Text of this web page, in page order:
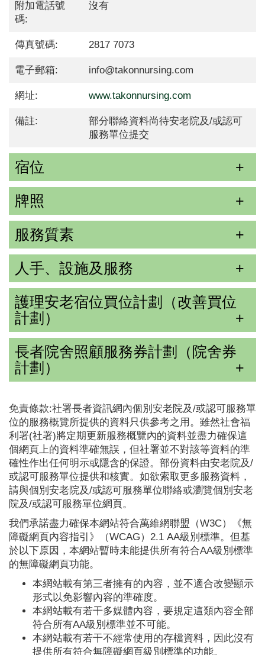
附加電話號
碼:
沒有
傳真號碼: 2817 7073
電子郵箱: info@takonnursing.com
網址: www.takonnursing.com
備註:
部分聯絡資料尚待安老院及/或認可
服務單位提交
宿位
牌照
服務質素
人手、設施及服務
護理安老宿位買位計劃（改善買位
計劃）
長者院舍照顧服務券計劃（院舍券
計劃）
免責條款:社署長者資訊網內個別安老院及/或認可服務單
位的服務概覽所提供的資料只供參考之用。雖然社會福
利署(社署)將定期更新服務概覽內的資料並盡力確保這
個網頁上的資料準確無誤，但社署並不對該等資料的準
確性作出任何明示或隱含的保證。部份資料由安老院及/
或認可服務單位提供和核實。如欲索取更多服務資料，
請與個別安老院及/或認可服務單位聯絡或瀏覽個別安老
院及/或認可服務單位網頁。
我們承諾盡力確保本網站符合萬維網聯盟（W3C）《無
障礙網頁內容指引》（WCAG）2.1 AA級別標準。但基
於以下原因，本網站暫時未能提供所有符合AA級別標準
的無障礙網頁功能。
本網站載有第三者擁有的內容，並不適合改變顯示
形式以免影響內容的準確度。
本網站載有若干多媒體內容，要規定這類內容全部
符合所有AA級別標準並不可能。
本網站載有若干不經常使用的存檔資料，因此沒有
提供所有符合無障礙網頁級別標準的功能。